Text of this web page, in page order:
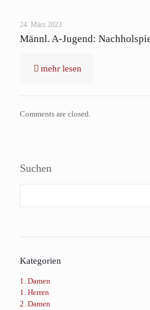
24. März 2023
Männl. A-Jugend:
mehr lesen
Comments are closed.
Suchen
Kategorien
1. Damen
1. Herren
2. Damen